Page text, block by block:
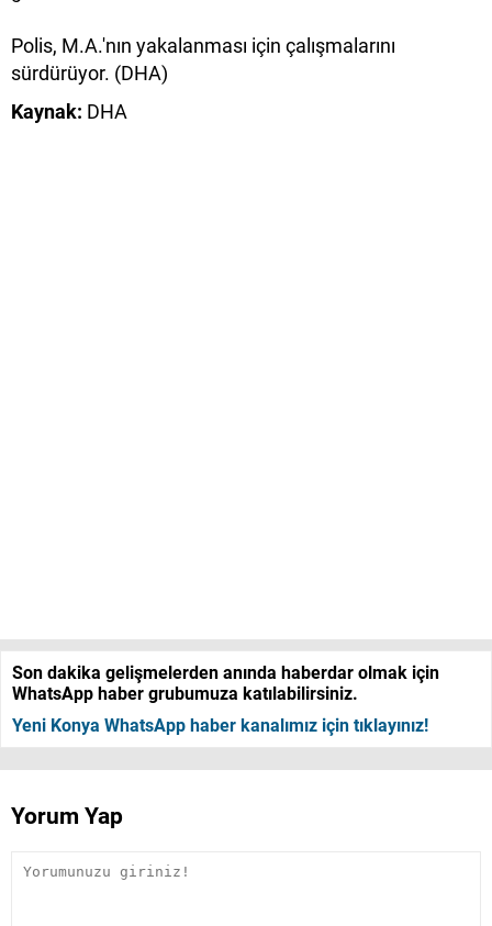
Polis, M.A.'nın yakalanması için çalışmalarını
sürdürüyor. (DHA)
Kaynak: DHA
Son dakika gelişmelerden anında haberdar olmak için
WhatsApp haber grubumuza katılabilirsiniz.
Yeni Konya WhatsApp haber kanalımız için tıklayınız!
Yorum Yap